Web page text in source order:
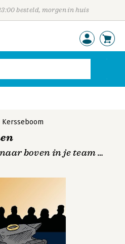
besteld, morgen in huis
Kersseboom
boven in je team …